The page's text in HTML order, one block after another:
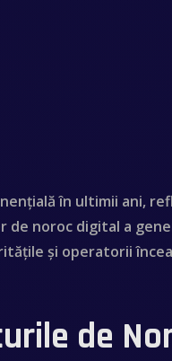
în ultimii ani,
de noroc digital a
și operatorii
de